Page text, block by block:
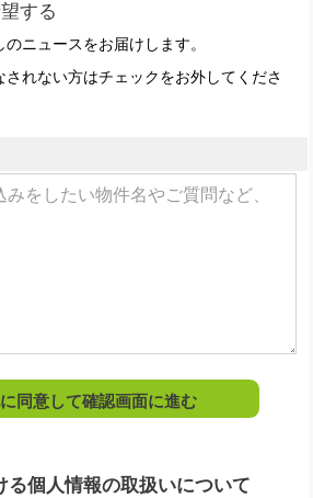
する
ニュースをお届けします。
れない方はチェックをお外してくださ
意して確認画面に進む
る個人情報の取扱いについて